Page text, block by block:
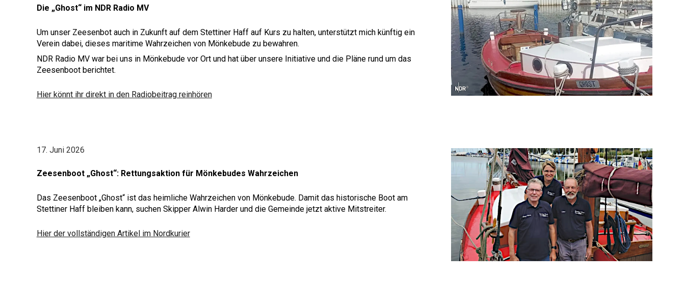
Die „Ghost“ im NDR Radio MV
Um unser Zeesenbot auch in Zukunft auf dem Stettiner Haff auf Kurs zu halten, unterstützt mich künftig ein
Verein dabei, dieses maritime Wahrzeichen von Mönkebude zu bewahren.
NDR Radio MV war bei uns in Mönkebude vor Ort und hat über unsere Initiative und die Pläne rund um das
Zeesenboot berichtet.
Hier könnt ihr direkt in den Radiobeitrag reinhören
17. Juni 2026
Zeesenboot „Ghost“: Rettungsaktion für Mönkebudes Wahrzeichen
Das Zeesenboot „Ghost“ ist das heimliche Wahrzeichen von Mönkebude. Damit das historische Boot am
Stettiner Haff bleiben kann, suchen Skipper Alwin Harder und die Gemeinde jetzt aktive Mitstreiter.
Hier der vollständigen Artikel im Nordkurier